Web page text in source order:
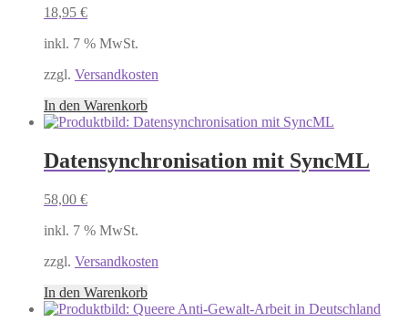
18,95 €
inkl. 7 % MwSt.
zzgl. Versandkosten
In den Warenkorb
Datensynchronisation mit SyncML
58,00 €
inkl. 7 % MwSt.
zzgl. Versandkosten
In den Warenkorb